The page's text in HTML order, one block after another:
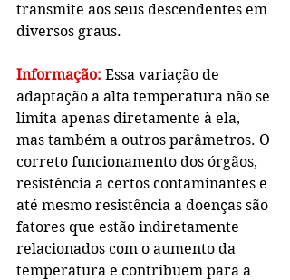
transmite aos seus descendentes em
diversos graus.
Informação: Essa variação de
adaptação a alta temperatura não se
limita apenas diretamente à ela,
mas também a outros parâmetros. O
correto funcionamento dos órgãos,
resistência a certos contaminantes e
até mesmo resistência a doenças são
fatores que estão indiretamente
relacionados com o aumento da
temperatura e contribuem para a